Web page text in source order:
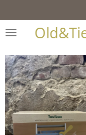
direct
naar
hoofdinhoud